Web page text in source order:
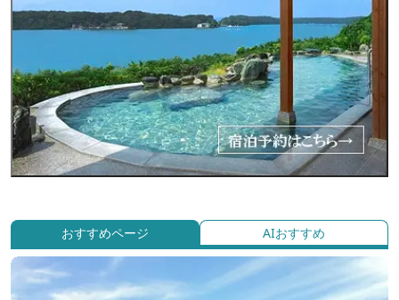
おすすめページ AIおすすめ